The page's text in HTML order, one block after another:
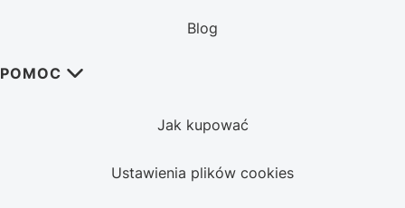
Blog
POMOC
Jak kupować
Ustawienia plików cookies